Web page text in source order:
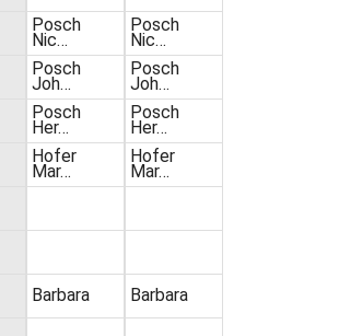
Posch
Nic…
Posch
Joh…
Posch
Her…
Hofer
Mar…
Barbara
Posch
Nic…
Posch
Joh…
Posch
Her…
Hofer
Mar…
Barbara